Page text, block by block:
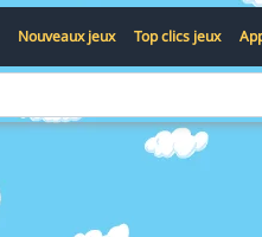
Nouveaux jeux Top clics jeux